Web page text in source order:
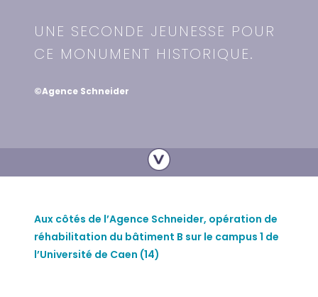
UNE SECONDE JEUNESSE POUR
CE MONUMENT HISTORIQUE.
©Agence Schneider
Aux côtés de l’Agence Schneider, opération de
réhabilitation du bâtiment B sur le campus 1 de
l’Université de Caen (14)